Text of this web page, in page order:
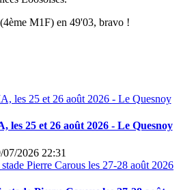
M1F) en 49'03, bravo !
les 25 et 26 août 2026 - Le Quesnoy
07/2026 22:31